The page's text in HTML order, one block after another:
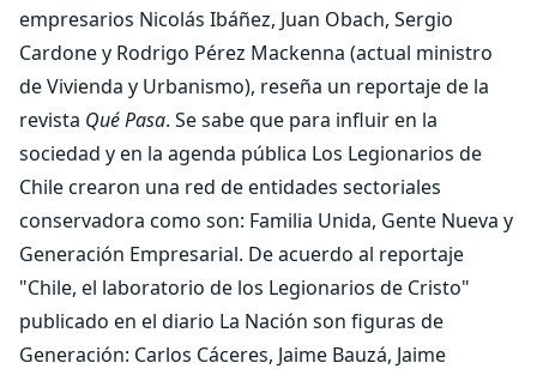
empresarios Nicolás Ibáñez, Juan Obach, Sergio
Cardone y Rodrigo Pérez Mackenna (actual ministro
de Vivienda y Urbanismo), reseña un reportaje de la
revista Qué Pasa. Se sabe que para influir en la
sociedad y en la agenda pública Los Legionarios de
Chile crearon una red de entidades sectoriales
conservadora como son: Familia Unida, Gente Nueva y
Generación Empresarial. De acuerdo al reportaje
"Chile, el laboratorio de los Legionarios de Cristo"
publicado en el diario La Nación son figuras de
Generación: Carlos Cáceres, Jaime Bauzá, Jaime